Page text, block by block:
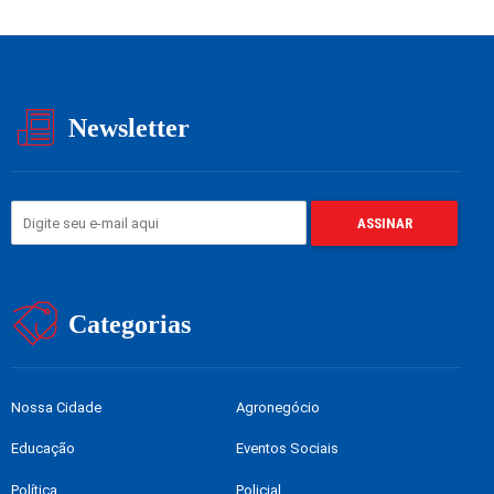
Newsletter
Categorias
Nossa Cidade Agronegócio
Educação Eventos Sociais
Política Policial